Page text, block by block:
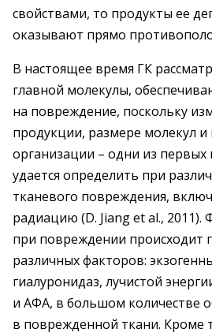
свойствами, то продукты ее
оказывают прямо
В настоящее время ГК
главной молекулы,
на повреждение, поскольку
продукции, размере молекул
организации – одни из
удается определить при
тканевого повреждения,
радиацию (D. Jiang et al., 2011).
при повреждении происходит
различных факторов:
гиалуронидаз, лучистой
и АФА, в большом количестве
в поврежденной ткани. Кроме